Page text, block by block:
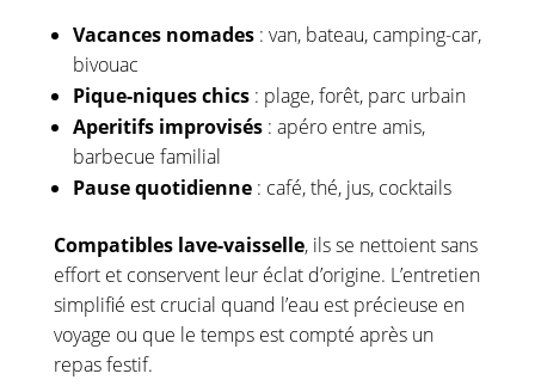
Vacances nomades: van, bateau, camping-car,
bivouac
Pique-niques chics: plage, forêt, parc urbain
Aperitifs improvisés: apéro entre amis,
barbecue familial
Pause quotidienne: café, thé, jus, cocktails
Compatibles lave-vaisselle, ils se nettoient sans
effort et conservent leur éclat d’origine. L’entretien
simplifié est crucial quand l’eau est précieuse en
voyage ou que le temps est compté après un
repas festif.